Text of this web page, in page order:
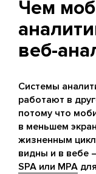
Чем
веб-
Системы
работают в
потому что
в меньшем
жизненным
видны и в вебе
SPA или MPA